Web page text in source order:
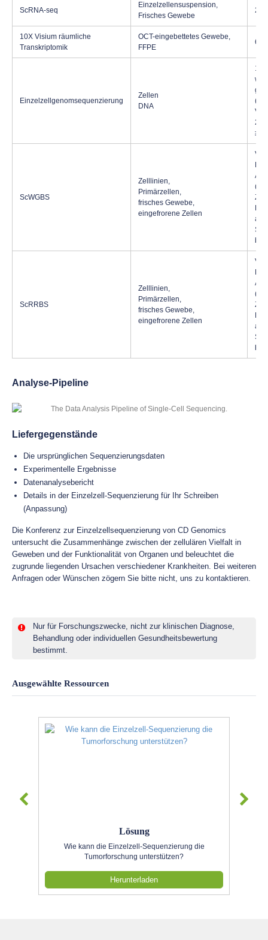
ScRNA-seq
Einzelzellensuspension,
Frisches Gewebe
10X Visium räumliche
Transkriptomik
OCT-eingebettetes Gewebe,
FFPE
6,5
Einzelzellgenomsequenzierung
Zellen
DNA
1-
2
≥
ScWGBS
Zelllinien,
Primärzellen,
frisches Gewebe,
eingefrorene Zellen
als
ScRRBS
Zelllinien,
Primärzellen,
frisches Gewebe,
eingefrorene Zellen
als
Analyse-Pipeline
Liefergegenstände
Die ursprünglichen Sequenzierungsdaten
Experimentelle Ergebnisse
Datenanalysebericht
Details in der Einzelzell-Sequenzierung für Ihr Schreiben
(Anpassung)
Die Konferenz zur Einzelzellsequenzierung von CD Genomics
untersucht die Zusammenhänge zwischen der zellulären Vielfalt in
Geweben und der Funktionalität von Organen und beleuchtet die
zugrunde liegenden Ursachen verschiedener Krankheiten. Bei weiteren
Anfragen oder Wünschen zögern Sie bitte nicht, uns zu kontaktieren.
Nur für Forschungszwecke, nicht zur klinischen Diagnose,
Behandlung oder individuellen Gesundheitsbewertung
bestimmt.
Ausgewählte Ressourcen
Lösung
Wie kann die Einzelzell-Sequenzierung die
Tumorforschung unterstützen?
Herunterladen